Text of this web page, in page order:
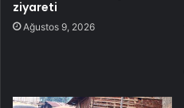
ziyareti
Ağustos 9, 2026